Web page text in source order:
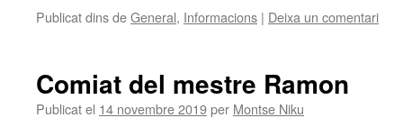
Publicat dins deGeneral, Informacions | Deixa un comentari
Comiat del mestre Ramon
Publicat el 14 novembre 2019per Montse Niku